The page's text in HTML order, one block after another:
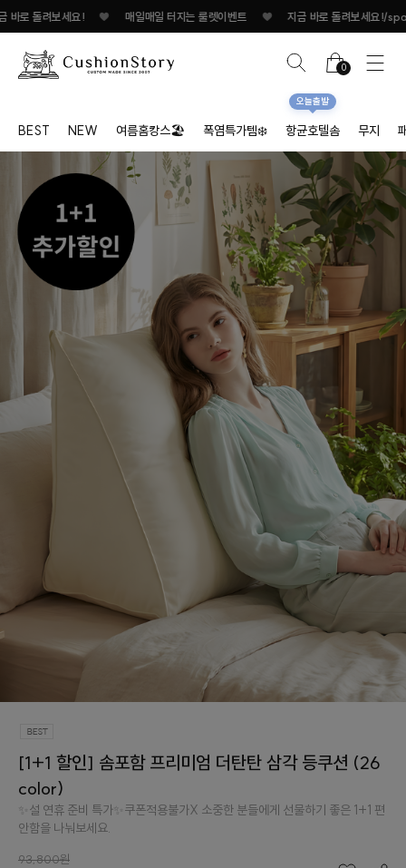
매일 터지는 룰렛이벤트 ♥ 지금 바로 돌려보세요! ♥ 매일매일 터지는 룰렛이벤
0
BEST NEW 여름홈캉스🏖 폭염특가템❄️ 항균호텔솜
오늘출발
무지
[1+1 할인] 솜포함 프리미엄 더탄탄 삼각 등쿠션 (26
color)
✨설 연휴 준비 특가✨쿠폰적용불가X 소중한 분들에게 선물하기 좋은 1+1 편
안함을 나눠보세요.
93,800원